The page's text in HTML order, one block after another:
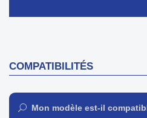
COMPATIBILITÉS
Mon modèle est-il